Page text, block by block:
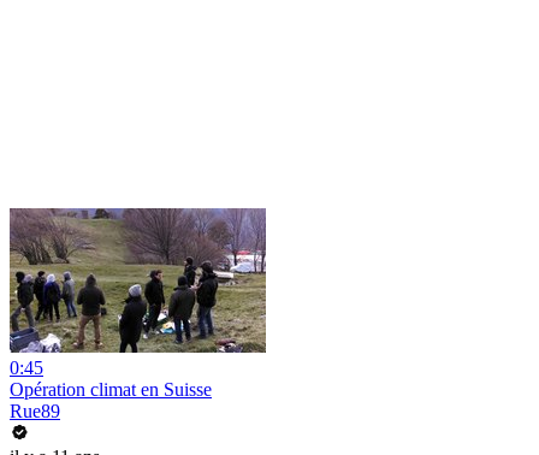
0:45
Opération climat en Suisse
Rue89